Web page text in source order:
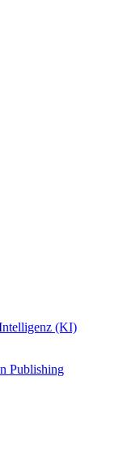
(KI)
Publishing